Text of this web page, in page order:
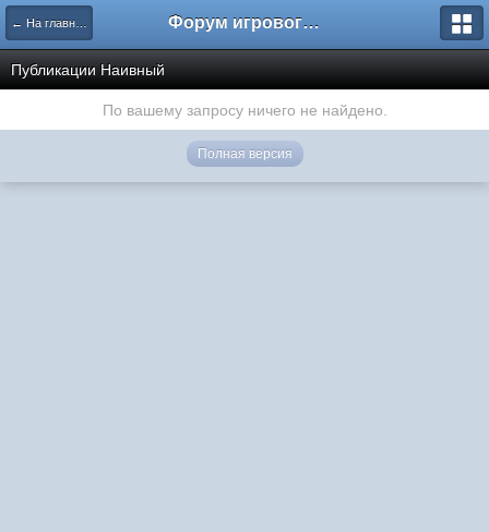
← На главную Форум игрового проекта Riverrise
Публикации Наивный
По вашему запросу ничего не найдено.
Полная версия